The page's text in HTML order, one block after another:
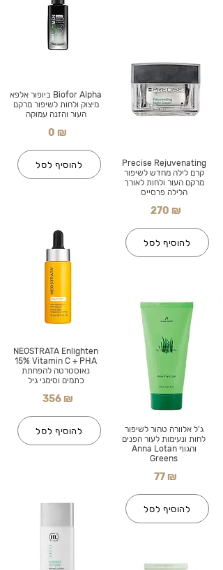
Biofor Alpha ביופור אלפא
מיצוק ולחות לשיפור מרקם
העור והזנה עמוקה
0 ₪
להוסיף לסל
NEOSTRATA Enlighten
15% Vitamin C + PHA
נאוסטרטה להפחתת
כתמים וסימני גיל
356 ₪
להוסיף לסל
Precise Rejuvenating
קרם לילה מחדש לשיפור
מרקם העור ולחות לאורך
הלילה פרסייס
270 ₪
להוסיף לסל
ג'ל אלוורה טהור לשיפור
לחות ונעימות לעור הפנים
והגוף Anna Lotan
Greens
77 ₪
להוסיף לסל